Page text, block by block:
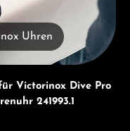
Uhren
Victorinox Dive Pro
241993.1